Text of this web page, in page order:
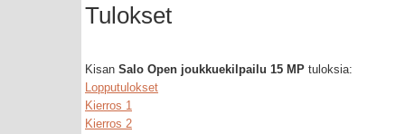
Tulokset
Kisan Salo Open joukkuekilpailu 15 MP tuloksia:
Lopputulokset
Kierros 1
Kierros 2